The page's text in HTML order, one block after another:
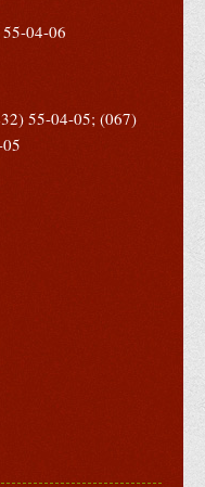
освітнього процесу в
під час війни
організацій, які
насильство,
правду про
55-04-06
55-04-05; (067)